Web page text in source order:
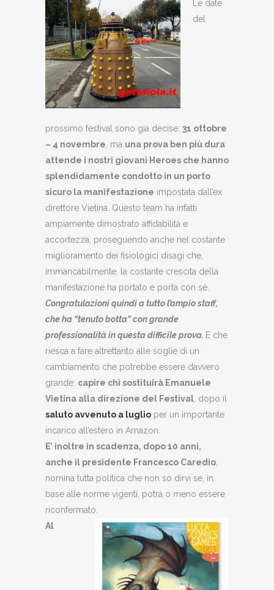
Le date
del
prossimo festival sono già decise: 31 ottobre
– 4 novembre, ma una prova ben più dura
attende i nostri giovani Heroes che hanno
splendidamente condotto in un porto
sicuro la manifestazione impostata dall’ex
direttore Vietina. Questo team ha infatti
ampiamente dimostrato affidabilità e
accortezza, proseguendo anche nel costante
miglioramento dei fisiologici disagi che,
immancabilmente, la costante crescita della
manifestazione ha portato e porta con sé.
Congratulazioni quindi a tutto l’ampio staff,
che ha “tenuto botta” con grande
professionalità in questa difficile prova. E che
riesca a fare altrettanto alle soglie di un
cambiamento che potrebbe essere davvero
grande: capire chi sostituirà Emanuele
Vietina alla direzione del Festival, dopo il
saluto avvenuto a luglio per un importante
incarico all’estero in Amazon.
E’ inoltre in scadenza, dopo 10 anni,
anche il presidente Francesco Caredio,
nomina tutta politica che non so dirvi se, in
base alle norme vigenti, potrà o meno essere
riconfermato.
Al